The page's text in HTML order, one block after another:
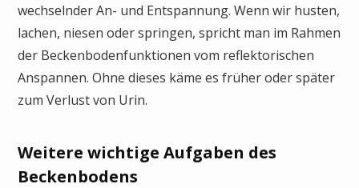
wechselnder An- und Entspannung. Wenn wir husten,
lachen, niesen oder springen, spricht man im Rahmen
der Beckenbodenfunktionen vom reflektorischen
Anspannen. Ohne dieses käme es früher oder später
zum Verlust von Urin.
Weitere wichtige Aufgaben des
Beckenbodens